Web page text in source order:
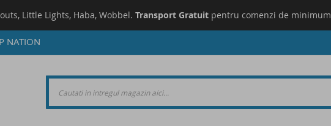
Little Lights, Haba, Wobbel. Transport Gratuit pentru comenzi de minimum
NATION